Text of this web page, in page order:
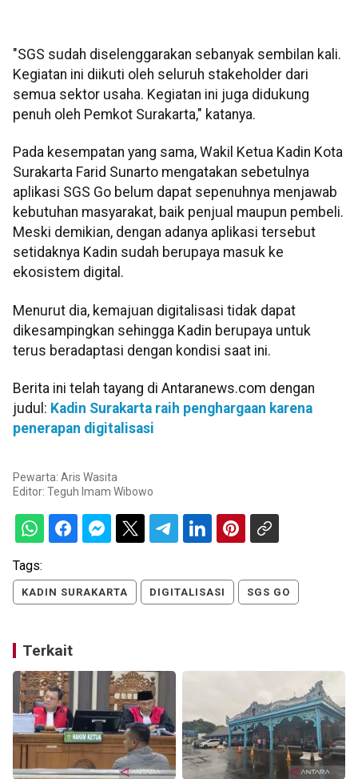
"SGS sudah diselenggarakan sebanyak sembilan kali.
Kegiatan ini diikuti oleh seluruh stakeholder dari
semua sektor usaha. Kegiatan ini juga didukung
penuh oleh Pemkot Surakarta," katanya.
Pada kesempatan yang sama, Wakil Ketua Kadin Kota
Surakarta Farid Sunarto mengatakan sebetulnya
aplikasi SGS Go belum dapat sepenuhnya menjawab
kebutuhan masyarakat, baik penjual maupun pembeli.
Meski demikian, dengan adanya aplikasi tersebut
setidaknya Kadin sudah berupaya masuk ke
ekosistem digital.
Menurut dia, kemajuan digitalisasi tidak dapat
dikesampingkan sehingga Kadin berupaya untuk
terus beradaptasi dengan kondisi saat ini.
Berita ini telah tayang di Antaranews.com dengan
judul: Kadin Surakarta raih penghargaan karena
penerapan digitalisasi
Pewarta: Aris Wasita
Editor: Teguh Imam Wibowo
Tags:
KADIN SURAKARTA DIGITALISASI SGS GO
Terkait